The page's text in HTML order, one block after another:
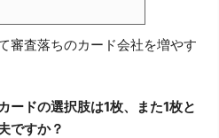
審査落ちのカード会社を増やす
ードの選択肢は1枚、また1枚と
ですか？